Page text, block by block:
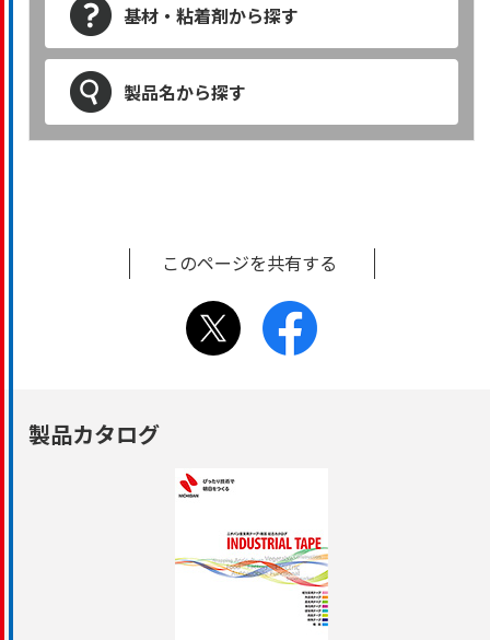
基材・粘着剤から探す
製品名から探す
このページを共有する
製品カタログ